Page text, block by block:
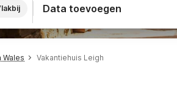
Data toevoegen
Wales Vakantiehuis Leigh